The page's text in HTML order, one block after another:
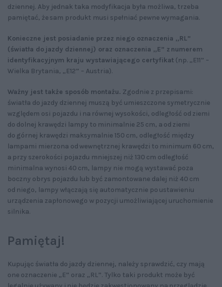
dziennej. Aby jednak taka modyfikacja była możliwa, trzeba
pamiętać, że sam produkt musi spełniać pewne wymagania.
Konieczne jest posiadanie przez niego oznaczenia „RL”
(światła do jazdy dziennej) oraz oznaczenia „E” z numerem
identyfikacyjnym kraju wystawiającego certyfikat (np. „E11” –
Wielka Brytania, „E12” – Austria).
Ważny jest także sposób montażu. Zgodnie z przepisami:
światła do jazdy dziennej muszą być umieszczone symetrycznie
względem osi pojazdu i na równej wysokości, odległość od ziemi
do dolnej krawędzi lampy to minimalnie 25 cm, a od ziemi
do górnej krawędzi maksymalnie 150 cm, odległość między
lampami mierzona od wewnętrznej krawędzi to minimum 60 cm,
a przy szerokości pojazdu mniejszej niż 130 cm odległość
minimalna wynosi 40 cm, lampy nie mogą wystawać poza
boczny obrys pojazdu lub być zamontowane dalej niż 40 cm
od niego, lampy włączają się automatycznie po ustawieniu
urządzenia zapłonowego w pozycji umożliwiającej uruchomienie
silnika.
Pamiętaj!
Kupując światła do jazdy dziennej, należy sprawdzić, czy mają
one oznaczenie „E” oraz „RL”. Tylko taki produkt może być